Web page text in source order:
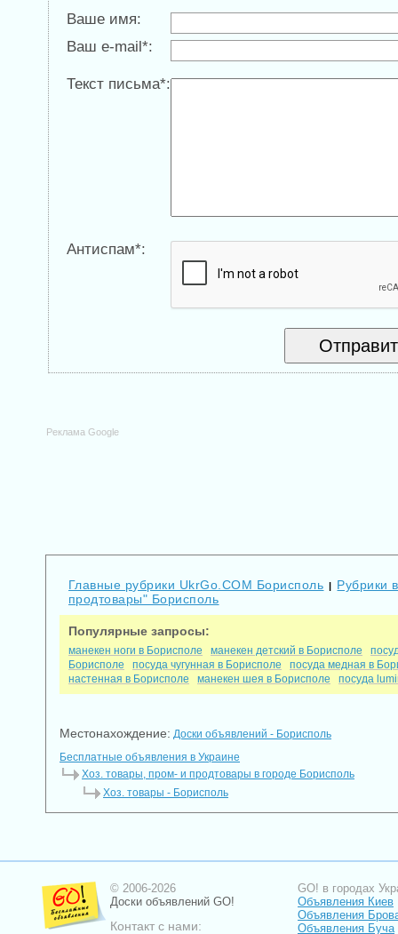
Ваше имя:
Ваш e-mail*:
Текст письма*:
Антиспам*:
Реклама Google
Главные рубрики UkrGo.COM Борисполь
Рубрики
продтовары" Борисполь
Популярные запросы:
манекен ноги в Борисполе манекен детский в Борисполе
Борисполе
посуда чугунная в Борисполе
посуда медная в
настенная в Борисполе
манекен шея в Борисполе посуда
Местонахождение: Доски объявлений - Борисполь
Бесплатные объявления в Украине
Хоз. товары, пром- и продтовары в городе Борисполь
Хоз. товары - Борисполь
© 2006-2026
Доски объявлений GO!
Контакт с нами:
GO! в городах
Объявления Киев
Объявления
Объявления Буча